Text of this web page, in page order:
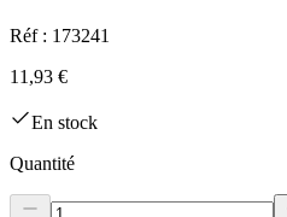
Réf : 173241
11,93 €
En stock
Quantité